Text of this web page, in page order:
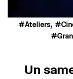
Ateliers,
Un